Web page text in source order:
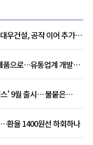
우건설, 공작 이어 추가
품으로…유통업계 개발실
' 9월 출시… 불붙은
환율 1400원선 하회하나